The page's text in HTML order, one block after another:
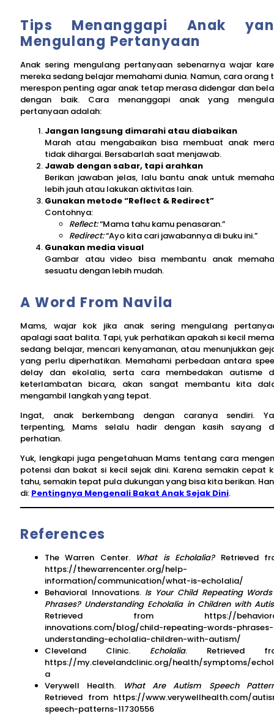
Tips Menanggapi Anak
Mengulang Pertanyaan
Anak sering mengulang pertanyaan sebenarnya wajar
mereka sedang belajar memahami dunia. Namun, cara orang
merespon penting agar anak tetap merasa didengar dan
dengan baik. Cara menanggapi anak yang
pertanyaan adalah:
Jangan langsung dimarahi atau diabaikan
Marah atau mengabaikan bisa membuat anak
tidak dihargai. Bersabarlah saat menjawab.
Jawab dengan sabar, tapi arahkan
Berikan jawaban jelas, lalu bantu anak untuk
lebih jauh atau lakukan aktivitas lain.
Gunakan metode “Reflect & Redirect”
Contohnya:
Reflect:“Mama tahu kamu penasaran.”
Redirect:“Ayo kita cari jawabannya di buku ini.”
Gunakan media visual
Gambar atau video bisa membantu anak
sesuatu dengan lebih mudah.
A Word From Navila
Mams, wajar kok jika anak sering mengulang
apalagi saat balita. Tapi, yuk perhatikan apakah si kecil
sedang belajar, mencari kenyamanan, atau menunjukkan
yang perlu diperhatikan. Memahami perbedaan antara
delay dan ekolalia, serta cara membedakan autisme
keterlambatan bicara, akan sangat membantu kita
mengambil langkah yang tepat.
Ingat, anak berkembang dengan caranya sendiri.
terpenting, Mams selalu hadir dengan kasih sayang
perhatian.
Yuk, lengkapi juga pengetahuan Mams tentang cara
potensi dan bakat si kecil sejak dini. Karena semakin cepat
tahu, semakin tepat pula dukungan yang bisa kita berikan.
di: Pentingnya Mengenali Bakat Anak Sejak Dini.
References
The Warren Center. What is Echolalia?Retrieved
https://thewarrencenter.org/help-
information/communication/what-is-echolalia/
Behavioral Innovations. Is Your Child Repeating
Phrases? Understanding Echolalia in Children with
Retrieved from https://
innovations.com/blog/child-repeating-words-phrases-
understanding-echolalia-children-with-autism/
Cleveland Clinic. Echolalia. Retrieved
https://my.clevelandclinic.org/health/symptoms/
a
Verywell Health.
What Are Autism Speech
Retrieved from https://www.verywellhealth.com/
speech-patterns-11730556